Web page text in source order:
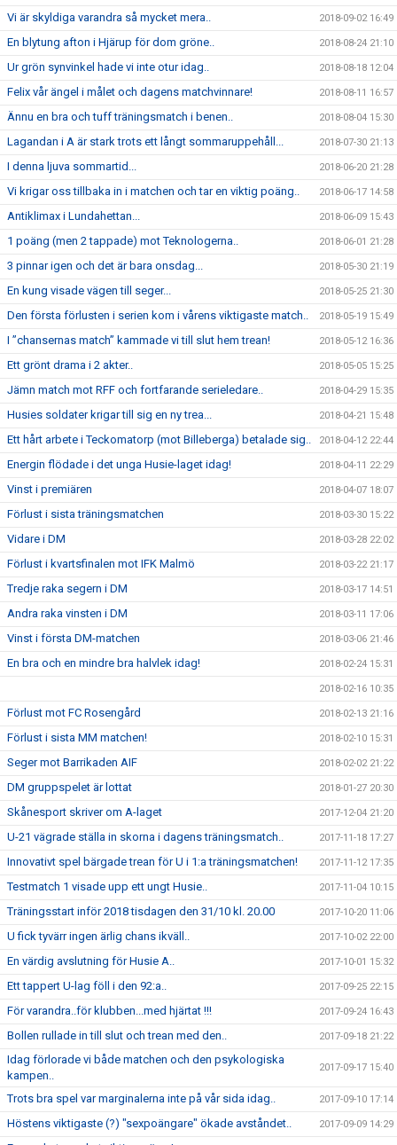
Vi är skyldiga varandra så mycket mera.. 2018-09-02 16:49
En blytung afton i Hjärup för dom gröne.. 2018-08-24 21:10
Ur grön synvinkel hade vi inte otur idag.. 2018-08-18 12:04
Felix vår ängel i målet och dagens matchvinnare! 2018-08-11 16:57
Ännu en bra och tuff träningsmatch i benen.. 2018-08-04 15:30
Lagandan i A är stark trots ett långt sommaruppehåll... 2018-07-30 21:13
I denna ljuva sommartid... 2018-06-20 21:28
Vi krigar oss tillbaka in i matchen och tar en viktig poäng.. 2018-06-17 14:58
Antiklimax i Lundahettan... 2018-06-09 15:43
1 poäng (men 2 tappade) mot Teknologerna.. 2018-06-01 21:28
3 pinnar igen och det är bara onsdag... 2018-05-30 21:19
En kung visade vägen till seger... 2018-05-25 21:30
Den första förlusten i serien kom i vårens viktigaste match.. 2018-05-19 15:49
I ”chansernas match” kammade vi till slut hem trean! 2018-05-12 16:36
Ett grönt drama i 2 akter.. 2018-05-05 15:25
Jämn match mot RFF och fortfarande serieledare.. 2018-04-29 15:35
Husies soldater krigar till sig en ny trea... 2018-04-21 15:48
Ett hårt arbete i Teckomatorp (mot Billeberga) betalade sig.. 2018-04-12 22:44
Energin flödade i det unga Husie-laget idag! 2018-04-11 22:29
Vinst i premiären 2018-04-07 18:07
Förlust i sista träningsmatchen 2018-03-30 15:22
Vidare i DM 2018-03-28 22:02
Förlust i kvartsfinalen mot IFK Malmö 2018-03-22 21:17
Tredje raka segern i DM 2018-03-17 14:51
Andra raka vinsten i DM 2018-03-11 17:06
Vinst i första DM-matchen 2018-03-06 21:46
En bra och en mindre bra halvlek idag! 2018-02-24 15:31
2018-02-16 10:35
Förlust mot FC Rosengård 2018-02-13 21:16
Förlust i sista MM matchen! 2018-02-10 15:31
Seger mot Barrikaden AIF 2018-02-02 21:22
DM gruppspelet är lottat 2018-01-27 20:30
Skånesport skriver om A-laget 2017-12-04 21:20
U-21 vägrade ställa in skorna i dagens träningsmatch.. 2017-11-18 17:27
Innovativt spel bärgade trean för U i 1:a träningsmatchen! 2017-11-12 17:35
Testmatch 1 visade upp ett ungt Husie.. 2017-11-04 10:15
Träningsstart inför 2018 tisdagen den 31/10 kl. 20.00 2017-10-20 11:06
U fick tyvärr ingen ärlig chans ikväll.. 2017-10-02 22:00
En värdig avslutning för Husie A.. 2017-10-01 15:32
Ett tappert U-lag föll i den 92:a.. 2017-09-25 22:15
För varandra..för klubben...med hjärtat !!! 2017-09-24 16:43
Bollen rullade in till slut och trean med den.. 2017-09-18 21:22
Idag förlorade vi både matchen och den psykologiska
kampen..
2017-09-17 15:40
Trots bra spel var marginalerna inte på vår sida idag.. 2017-09-10 17:14
Höstens viktigaste (?) "sexpoängare" ökade avståndet.. 2017-09-09 14:29